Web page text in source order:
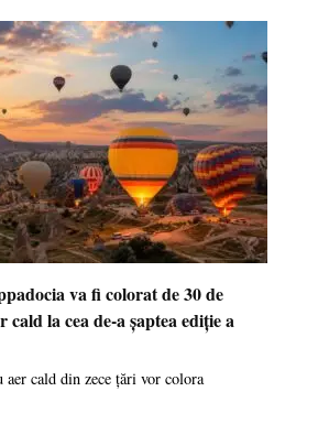
va fi colorat de 30 de
cald la cea de-a șaptea ediție a
aer cald din zece țări vor colora